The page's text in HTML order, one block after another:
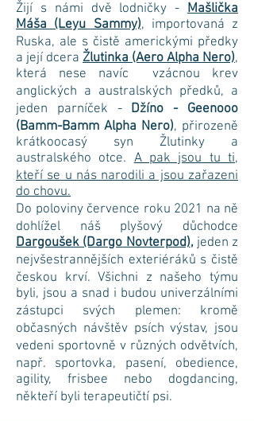
Žijí s námi dvě lodničky - Mašlička
Máša (Leyu Sammy), importovaná z
Ruska, ale s čistě americkými předky
a její dcera Žlutinka (Aero Alpha Nero),
která nese navíc vzácnou krev
anglických a australských předků, a
jeden parníček -Džíno - Geenooo
(Bamm-Bamm Alpha Nero), přirozeně
krátkoocasý syn Žlutinky a
australského otce.A pak jsou tu ti,
kteří se u nás narodili a jsou zařazeni
do chovu.
Do poloviny července roku 2021 na ně
dohlížel náš plyšový důchodce
Dargoušek (Dargo Novterpod), jeden z
nejvšestrannějších exteriéráků s čistě
českou krví. Všichni z našeho týmu
byli, jsou a snad i budou univerzálními
zástupci svých plemen: kromě
občasných návštěv psích výstav, jsou
vedeni sportovně v různých odvětvích,
např. sportovka, pasení, obedience,
agility, frisbee nebo dogdancing,
někteří byli terapeutičtí psi.